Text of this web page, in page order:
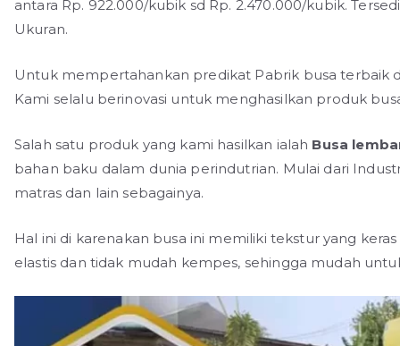
antara Rp. 922.000/kubik sd Rp. 2.470.000/kubik.
Ukuran.
Untuk mempertahankan predikat Pabrik busa terbaik
Kami selalu berinovasi untuk menghasilkan produk
Salah satu produk yang kami hasilkan ialah Busa
bahan baku dalam dunia perindutrian. Mulai dari
matras dan lain sebagainya.
Hal ini di karenakan busa ini memiliki tekstur yang
elastis dan tidak mudah kempes, sehingga mudah